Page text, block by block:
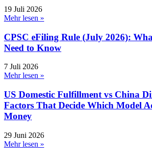
19 Juli 2026
Mehr lesen »
CPSC eFiling Rule (July 2026):
Need to Know
7 Juli 2026
Mehr lesen »
US Domestic Fulfillment vs China
Factors That Decide Which Model
Money
29 Juni 2026
Mehr lesen »